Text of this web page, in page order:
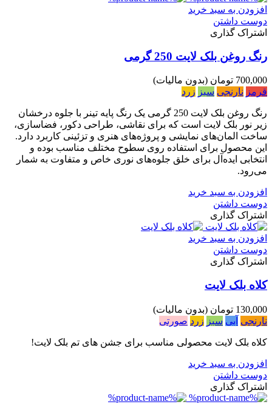
افزودن به سبد خرید
دوست داشتن
اشتراک گذاری
رنگ روغن بلک لایت 250 گرمی
700,000 تومان
(بدون مالیات)
قرمز نارنجی سبز زرد
رنگ روغن بلک لایت 250 گرمی یک رنگ پایه تینر با جلوه درخشان
زیر نور بلک لایت است که برای نقاشی، طراحی دکور، فضاسازی،
ساخت المان‌های نمایشی و پروژه‌های هنری و تزئینی کاربرد دارد.
این محصول برای استفاده روی سطوح مختلف مناسب بوده و
انتخابی ایده‌آل برای خلق جلوه‌های نوری خاص و متفاوت به شمار
می‌رود.
افزودن به سبد خرید
دوست داشتن
اشتراک گذاری
افزودن به سبد خرید
دوست داشتن
اشتراک گذاری
کلاه بلک لایت
130,000 تومان
(بدون مالیات)
نارنجی آبی سبز زرد صورتی
کلاه بلک لایت محصولی مناسب برای جشن های تم بلک لایت!
افزودن به سبد خرید
دوست داشتن
اشتراک گذاری